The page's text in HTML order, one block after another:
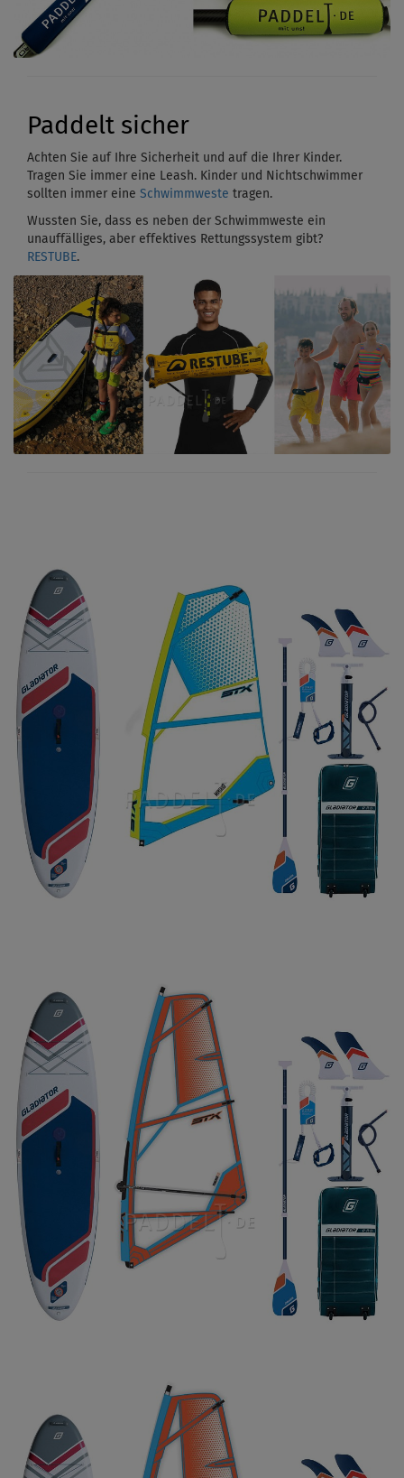
Paddelt sicher
Achten Sie auf Ihre Sicherheit und auf die Ihrer Kinder.
Tragen Sie immer eine Leash. Kinder und Nichtschwimmer
sollten immer eine Schwimmweste tragen.
Wussten Sie, dass es neben der Schwimmweste ein
unauffälliges, aber effektives Rettungssystem gibt?
RESTUBE.